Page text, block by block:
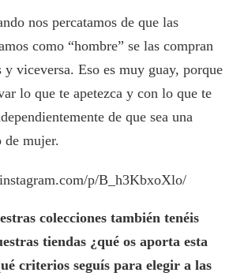
nos percatamos de que las
como “hombre” se las compran
y viceversa. Eso es muy guay, porque
lo que te apetezca y con lo que te
de que sea una
de mujer.
p/B_h3KbxoXlo/
colecciones también tenéis
tiendas ¿qué os aporta esta
criterios seguís para elegir a las